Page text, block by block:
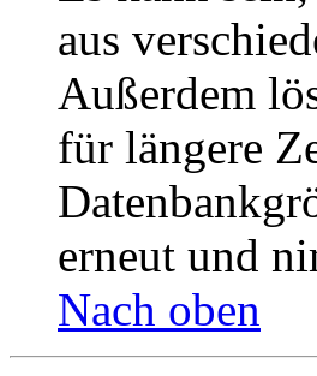
aus
Außerdem
für längere
erneut und
Nach oben